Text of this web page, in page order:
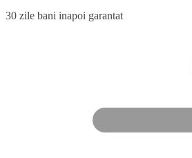
30 zile bani inapoi garantat